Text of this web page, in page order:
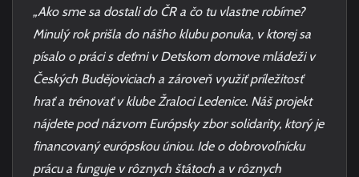
„Ako sme sa dostali do ČR a čo tu vlastne robíme?
Minulý rok prišla do nášho klubu ponuka, v ktorej sa
písalo o práci s deťmi v Detskom domove mládeži v
Českých Budějoviciach a zároveň využiť príležitosť
hrať a trénovať v klube Žraloci Ledenice. Náš projekt
nájdete pod názvom Európsky zbor solidarity, ktorý je
financovaný európskou úniou. Ide o dobrovoľnícku
prácu a funguje v rôznych štátoch a v rôznych